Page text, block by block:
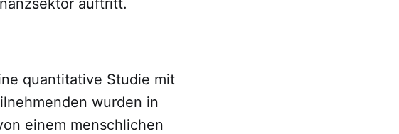
quantitative Studie mit
wurden in
einem menschlichen